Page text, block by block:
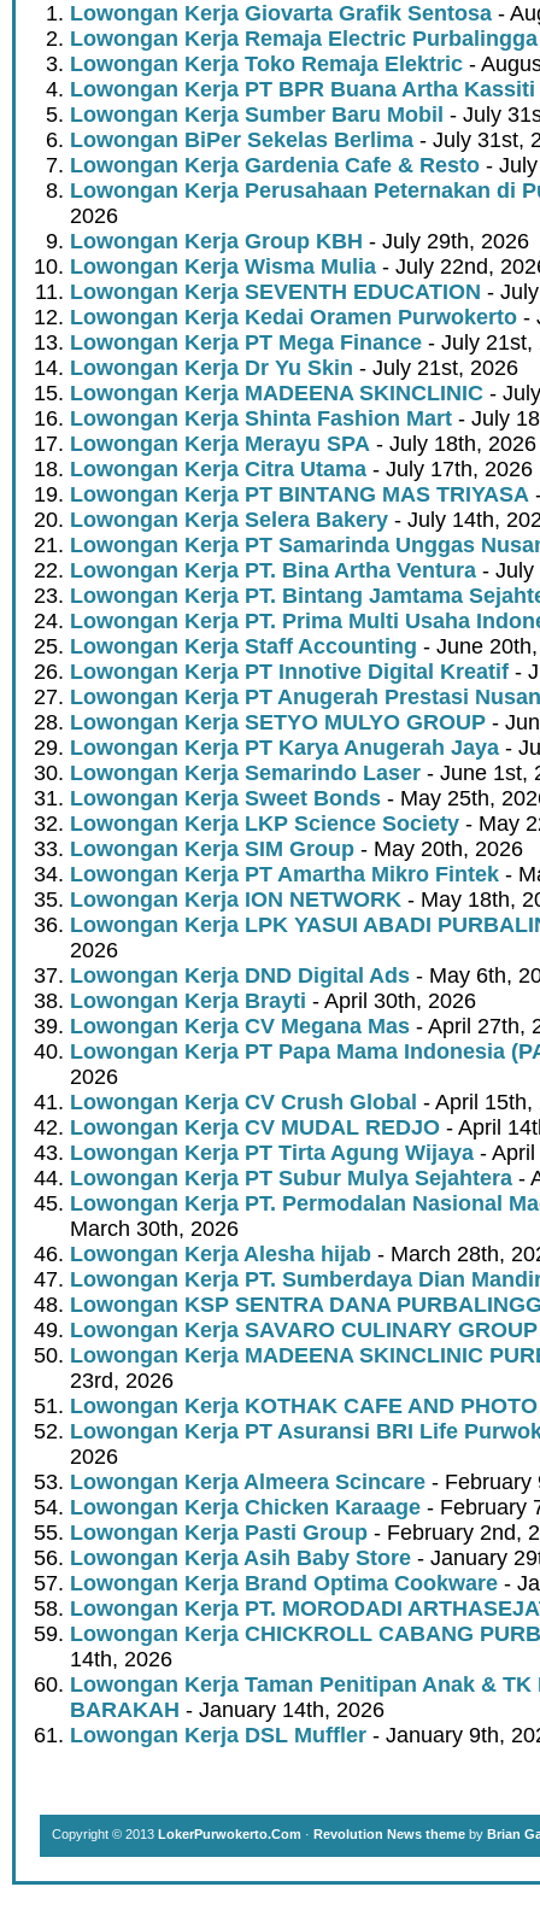
Lowongan Kerja Giovarta Grafik Sentosa -
Lowongan Kerja Remaja Electric Purbalingga
Lowongan Kerja Toko Remaja Elektric -
Lowongan Kerja PT BPR Buana Artha Kassiti
Lowongan Kerja Sumber Baru Mobil - July
Lowongan BiPer Sekelas Berlima - July 31st,
Lowongan Kerja Gardenia Cafe & Resto -
Lowongan Kerja Perusahaan Peternakan di
2026
Lowongan Kerja Group KBH - July 29th, 2026
Lowongan Kerja Wisma Mulia - July 22nd,
Lowongan Kerja SEVENTH EDUCATION -
Lowongan Kerja Kedai Oramen Purwokerto -
Lowongan Kerja PT Mega Finance - July 21st,
Lowongan Kerja Dr Yu Skin - July 21st, 2026
Lowongan Kerja MADEENA SKINCLINIC -
Lowongan Kerja Shinta Fashion Mart - July
Lowongan Kerja Merayu SPA - July 18th, 2026
Lowongan Kerja Citra Utama - July 17th, 2026
Lowongan Kerja PT BINTANG MAS TRIYASA
Lowongan Kerja Selera Bakery - July 14th,
Lowongan Kerja PT Samarinda Unggas
Lowongan Kerja PT. Bina Artha Ventura - July
Lowongan Kerja PT. Bintang Jamtama
Lowongan Kerja PT. Prima Multi Usaha
Lowongan Kerja Staff Accounting - June
Lowongan Kerja PT Innotive Digital Kreatif -
Lowongan Kerja PT Anugerah Prestasi
Lowongan Kerja SETYO MULYO GROUP -
Lowongan Kerja PT Karya Anugerah Jaya -
Lowongan Kerja Semarindo Laser - June 1st,
Lowongan Kerja Sweet Bonds - May 25th,
Lowongan Kerja LKP Science Society - May
Lowongan Kerja SIM Group - May 20th, 2026
Lowongan Kerja PT Amartha Mikro Fintek -
Lowongan Kerja ION NETWORK - May 18th,
Lowongan Kerja LPK YASUI ABADI
2026
Lowongan Kerja DND Digital Ads - May 6th,
Lowongan Kerja Brayti - April 30th, 2026
Lowongan Kerja CV Megana Mas - April 27th,
Lowongan Kerja PT Papa Mama Indonesia
2026
Lowongan Kerja CV Crush Global - April 15th,
Lowongan Kerja CV MUDAL REDJO - April
Lowongan Kerja PT Tirta Agung Wijaya -
Lowongan Kerja PT Subur Mulya Sejahtera -
Lowongan Kerja PT. Permodalan Nasional
March 30th, 2026
Lowongan Kerja Alesha hijab - March 28th,
Lowongan Kerja PT. Sumberdaya Dian
Lowongan KSP SENTRA DANA
Lowongan Kerja SAVARO CULINARY GROUP
Lowongan Kerja MADEENA SKINCLINIC
23rd, 2026
Lowongan Kerja KOTHAK CAFE AND PHOTO
Lowongan Kerja PT Asuransi BRI Life
2026
Lowongan Kerja Almeera Scincare - February
Lowongan Kerja Chicken Karaage - February
Lowongan Kerja Pasti Group - February 2nd,
Lowongan Kerja Asih Baby Store - January
Lowongan Kerja Brand Optima Cookware -
Lowongan Kerja PT. MORODADI
Lowongan Kerja CHICKROLL CABANG
14th, 2026
Lowongan Kerja Taman Penitipan Anak & TK
BARAKAH - January 14th, 2026
Lowongan Kerja DSL Muffler - January 9th,
Copyright © 2013 LokerPurwokerto.Com · Revolution News theme by Brian